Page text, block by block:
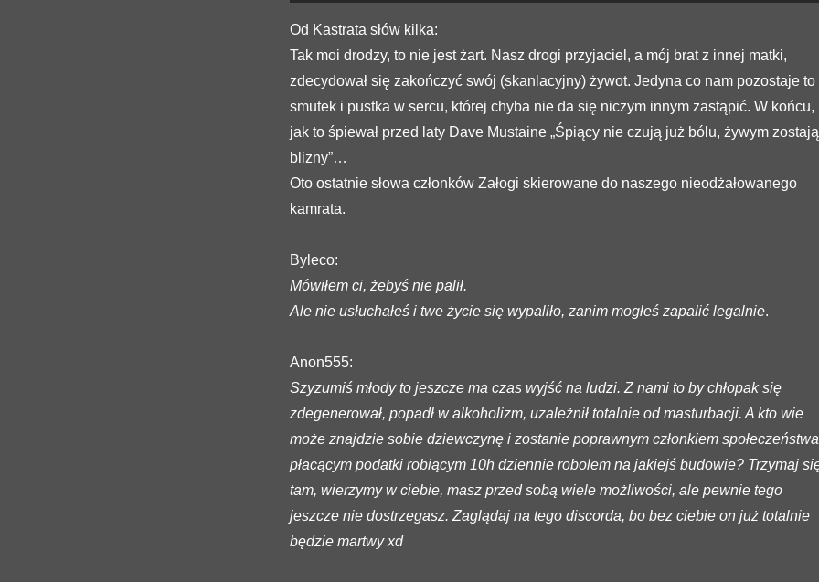
Od Kastrata słów kilka:
Tak moi drodzy, to nie jest żart. Nasz drogi przyjaciel, a mój brat z innej matki,
zdecydował się zakończyć swój (skanlacyjny) żywot. Jedyna co nam pozostaje to
smutek i pustka w sercu, której chyba nie da się niczym innym zastąpić. W końcu,
jak to śpiewał przed laty Dave Mustaine „Śpiący nie czują już bólu, żywym zostają
blizny”…
Oto ostatnie słowa członków Załogi skierowane do naszego nieodżałowanego
kamrata.
Byleco:
Mówiłem ci, żebyś nie palił.
Ale nie usłuchałeś i twe życie się wypaliło, zanim mogłeś zapalić legalnie.
Anon555:
Szyzumiś młody to jeszcze ma czas wyjść na ludzi. Z nami to by chłopak się
zdegenerował, popadł w alkoholizm, uzależnił totalnie od masturbacji. A kto wie
może znajdzie sobie dziewczynę i zostanie poprawnym członkiem
płacącym podatki robiącym 10h dziennie robolem na jakiejś budowie? Trzymaj
tam, wierzymy w ciebie, masz przed sobą wiele możliwości, ale pewnie tego
jeszcze nie dostrzegasz. Zaglądaj na tego discorda, bo bez ciebie on już totalnie
będzie martwy xd